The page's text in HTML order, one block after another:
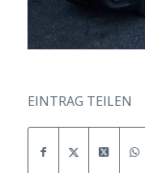
EINTRAG TEILEN